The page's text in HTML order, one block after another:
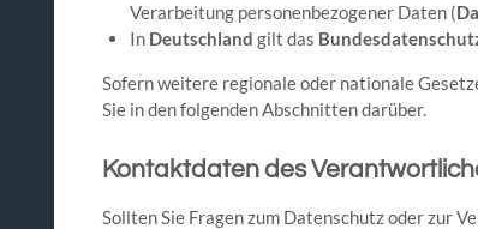
Verarbeitung personenbezogener Daten (
In Deutschland gilt das
Sofern weitere regionale oder nationale
Sie in den folgenden Abschnitten darüber.
Kontaktdaten des
Sollten Sie Fragen zum Datenschutz oder zur